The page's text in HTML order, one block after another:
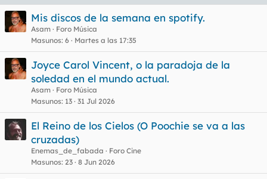
Mis discos de la semana en spotify.
Asam
Foro Música
Masunos 6 Martes a las 17:35
Joyce Carol Vincent, o la paradoja de la
soledad en el mundo actual.
Asam
Foro Música
Masunos 13 31 Jul 2026
El Reino de los Cielos (O Poochie se va a las
cruzadas)
Enemas_de_fabada
Foro Cine
Masunos 23 8 Jun 2026